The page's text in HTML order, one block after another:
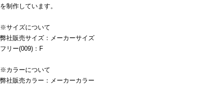
を制作しています。
※サイズについて
弊社販売サイズ：メーカーサイズ
フリー(009)：F
※カラーについて
弊社販売カラー：メーカーカラー